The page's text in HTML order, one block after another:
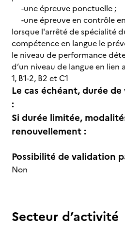
-une épreuve ponctuelle ;
-une épreuve en contrôle
lorsque l'arrêté de spécialité
compétence en langue le
le niveau de performance
d’un niveau de langue en lien
1, B1-2, B2 et C1
Le cas échéant, durée
:
Si durée limitée,
renouvellement :
Possibilité de validation
Non
Secteur d’activité